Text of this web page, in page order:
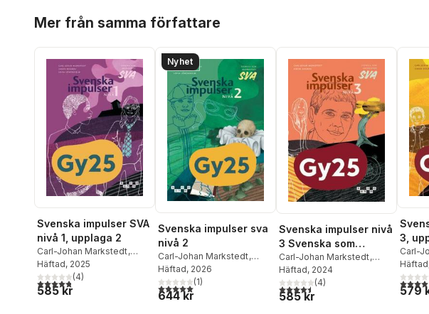
Mer från samma författare
Svenska impulser SVA
nivå 1, upplaga 2
Carl-Johan Markstedt,
Sofia Löwenhielm
Bogren
Häftad, 2025
4,8utav 5 stjärnor. Totalt antal röster:
(4)
585 kr
Nyhet
Svenska impulser sva
nivå 2
Carl-Johan Markstedt,
Simon Bogren
Löwenhielm
Häftad, 2026
5,0utav 5 stjärnor. Totalt antal röster:
(1)
644 kr
Svenska impulser nivå
3 Svenska som
andraspråk, upplaga 2
Carl-Johan Markstedt,
Simon Bogren
Häftad, 2024
4,5utav 5 stjärnor. Totalt antal
(4)
585 kr
3,
Carl-
Simon
Häftad
4,0
579